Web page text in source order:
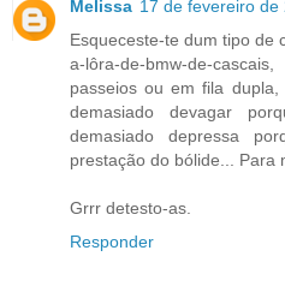
Melissa 17 de fevereiro de
Esqueceste-te dum tipo de
a-lôra-de-bmw-de-
passeios ou em fila
demasiado devagar
demasiado depressa
prestação do bólide... Para
Grrr detesto-as.
Responder